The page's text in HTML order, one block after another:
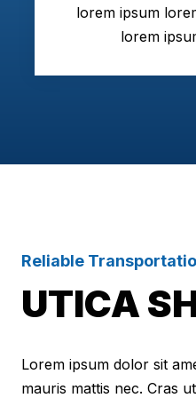
lorem ipsum
lorem
Reliable
UTICA
Lorem ipsum dolor sit
mauris mattis nec. Cras